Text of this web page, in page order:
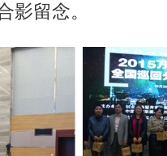
影留念。